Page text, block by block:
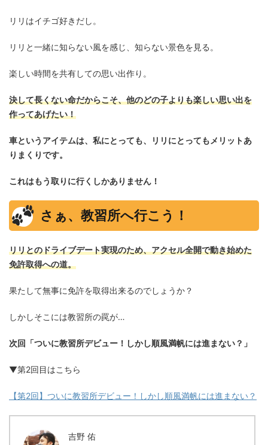
リリはイチゴ好きだし。
リリと一緒に知らない風を感じ、知らない景色を見る。
楽しい時間を共有しての思い出作り。
決して長くない命だからこそ、他のどの子よりも楽しい思い出を
作ってあげたい！
車というアイテムは、私にとっても、リリにとってもメリットあ
りまくりです。
これはもう取りに行くしかありません！
さぁ、教習所へ行こう！
リリとのドライブデート実現のため、アクセル全開で動き始めた
免許取得への道。
果たして無事に免許を取得出来るのでしょうか？
しかしそこには教習所の罠が…
次回「ついに教習所デビュー！しかし順風満帆には進まない？」
▼第2回目はこちら
【第2回】ついに教習所デビュー！しかし順風満帆には進まない？
吉野 佑